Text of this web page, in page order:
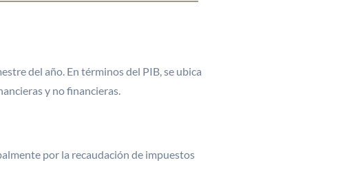
del año. En términos del PIB, se ubica
y no financieras.
por la recaudación de impuestos